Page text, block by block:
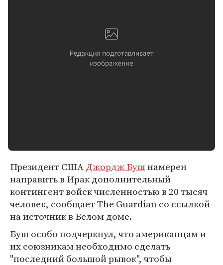
Президент СШАДжордж Бушнамерен
направить в Ирак дополнительный
контингент войск численностью в 20 тысяч
человек, сообщает The Guardian со ссылкой
на источник в Белом доме.
Буш особо подчеркнул, что американцам и
их союзникам необходимо сделать
"последний большой рывок", чтобы